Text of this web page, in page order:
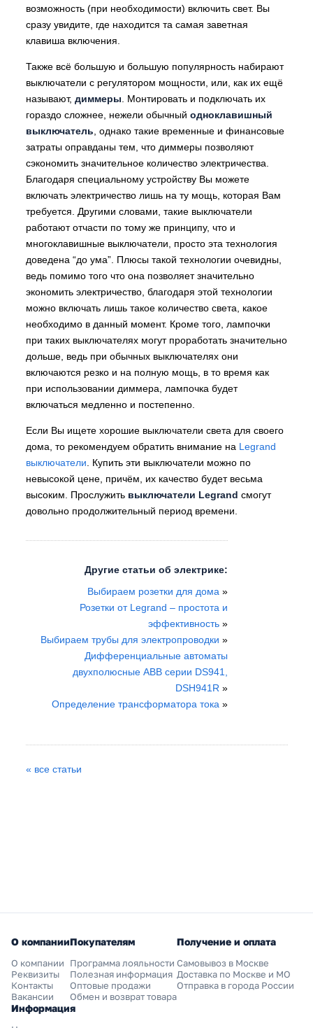
возможность (при необходимости) включить свет. Вы
сразу увидите, где находится та самая заветная
клавиша включения.
Также всё большую и большую популярность набирают
выключатели с регулятором мощности, или, как их ещё
называют, диммеры . Монтировать и подключать их
гораздо сложнее, нежели обычный одноклавишный
выключатель , однако такие временные и финансовые
затраты оправданы тем, что диммеры позволяют
сэкономить значительное количество электричества.
Благодаря специальному устройству Вы можете
включать электричество лишь на ту мощь, которая Вам
требуется. Другими словами, такие выключатели
работают отчасти по тому же принципу, что и
многоклавишные выключатели, просто эта технология
доведена “до ума”. Плюсы такой технологии очевидны,
ведь помимо того что она позволяет значительно
экономить электричество, благодаря этой технологии
можно включать лишь такое количество света, какое
необходимо в данный момент. Кроме того, лампочки
при таких выключателях могут проработать значительно
дольше, ведь при обычных выключателях они
включаются резко и на полную мощь, в то время как
при использовании диммера, лампочка будет
включаться медленно и постепенно.
Если Вы ищете хорошие выключатели света для своего
дома, то рекомендуем обратить внимание на Legrand
выключатели . Купить эти выключатели можно по
невысокой цене, причём, их качество будет весьма
высоким. Прослужить выключатели Legrand смогут
довольно продолжительный период времени.
Другие статьи об электрике:
Выбираем розетки для дома »
Розетки от Legrand – простота и
эффективность»
Выбираем трубы для электропроводки »
Дифференциальные автоматы
двухполюсные ABB серии DS941,
DSH941R »
Определение трансформатора тока »
« все статьи
О компании
О компании
Реквизиты
Контакты
Вакансии
Покупателям
Программа лояльности
Полезная информация
Оптовые продажи
Обмен и возврат товара
Получение и оплата
Самовывоз в Москве
Доставка по Москве и МО
Отправка в города России
Информация